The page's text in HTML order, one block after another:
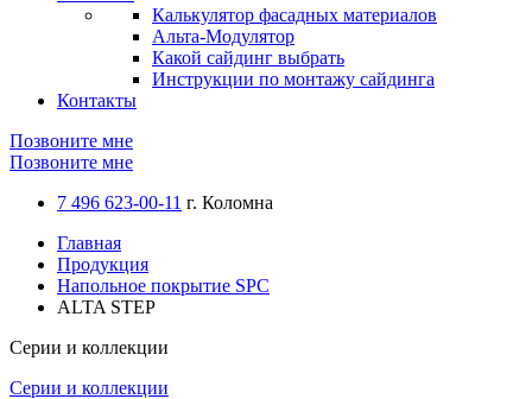
Калькулятор фасадных материалов
Альта-Модулятор
Какой сайдинг выбрать
Инструкции по монтажу сайдинга
Контакты
Позвоните мне
Позвоните мне
7 496 623-00-11 г. Коломна
Главная
Продукция
Напольное покрытие SPC
ALTA STEP
Серии и коллекции
Серии и коллекции